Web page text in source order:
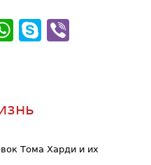
WhatsApp
Skype
Тома Харди и их